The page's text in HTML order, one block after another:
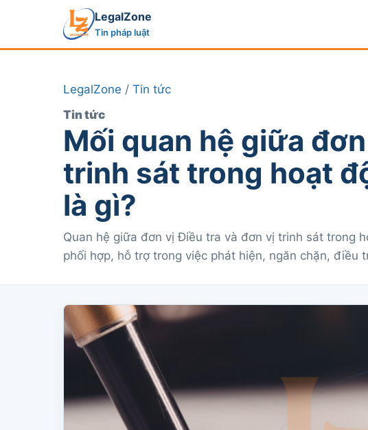
LegalZone
Tin pháp luật
LegalZone / Tin tức
Tin tức
Mối quan hệ giữa
trinh sát trong hoạt
là gì?
Quan hệ giữa đơn vị Điều tra và đơn vị trinh sát trong
phối hợp, hỗ trợ trong việc phát hiện, ngăn chặn, điều